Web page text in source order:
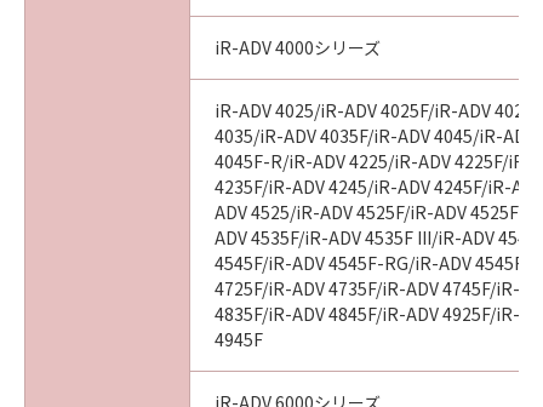
iR-ADV 4000シリーズ
iR-ADV 4025/iR-ADV 4025F/iR-ADV
4035/iR-ADV 4035F/iR-ADV 4045/iR-ADV
4045F-R/iR-ADV 4225/iR-ADV 4225F/iR-
4235F/iR-ADV 4245/iR-ADV 4245F/iR-
ADV 4525/iR-ADV 4525F/iR-ADV 4525F
ADV 4535F/iR-ADV 4535F III/iR-ADV
4545F/iR-ADV 4545F-RG/iR-ADV 4545F
4725F/iR-ADV 4735F/iR-ADV 4745F/iR-
4835F/iR-ADV 4845F/iR-ADV 4925F/iR-
4945F
iR-ADV 6000シリーズ